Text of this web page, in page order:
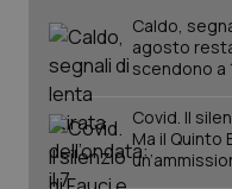
Caldo,
agosto
scendono a
Covid. Il
Ma il Quinto
PHPSESSID